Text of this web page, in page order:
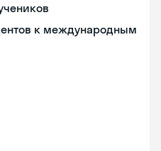
к международным